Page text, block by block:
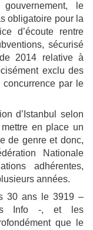
le
obligatoire pour la
d’écoute rentre
sécurisé
2014 relative à
exclu des
par le
d’Istanbul selon
en place un
de genre et donc,
Nationale
adhérentes,
années.
30 ans le 3919 –
Info -, et les
que le